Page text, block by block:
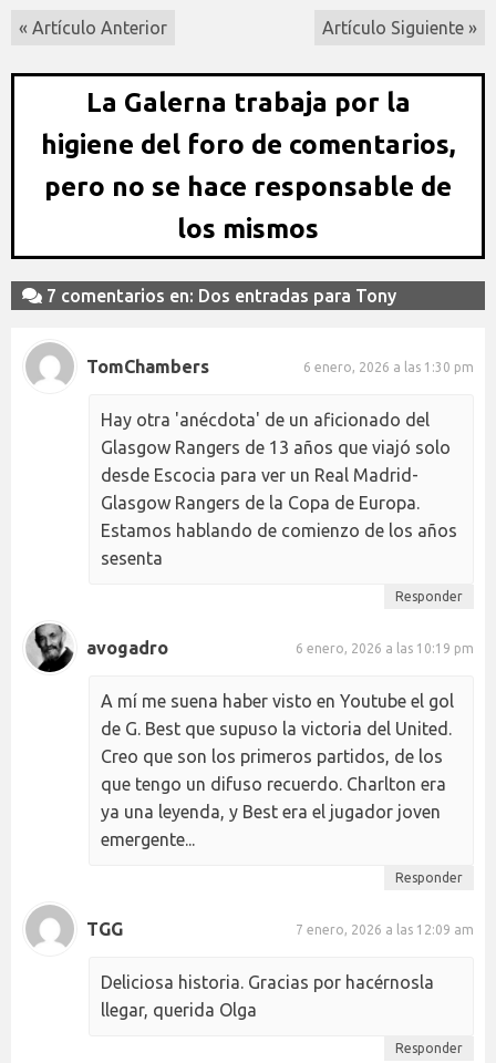
« Artículo Anterior Artículo Siguiente »
La Galerna trabaja por la
higiene del foro de comentarios,
pero no se hace responsable de
los mismos
7 comentarios en: Dos entradas para Tony
TomChambers 6 enero, 2026 a las 1:30 pm
Hay otra 'anécdota' de un aficionado del
Glasgow Rangers de 13 años que viajó solo
desde Escocia para ver un Real Madrid-
Glasgow Rangers de la Copa de Europa.
Estamos hablando de comienzo de los años
sesenta
Responder
avogadro 6 enero, 2026 a las 10:19 pm
A mí me suena haber visto en Youtube el gol
de G. Best que supuso la victoria del United.
Creo que son los primeros partidos, de los
que tengo un difuso recuerdo. Charlton era
ya una leyenda, y Best era el jugador joven
emergente...
Responder
TGG 7 enero, 2026 a las 12:09 am
Deliciosa historia. Gracias por hacérnosla
llegar, querida Olga
Responder